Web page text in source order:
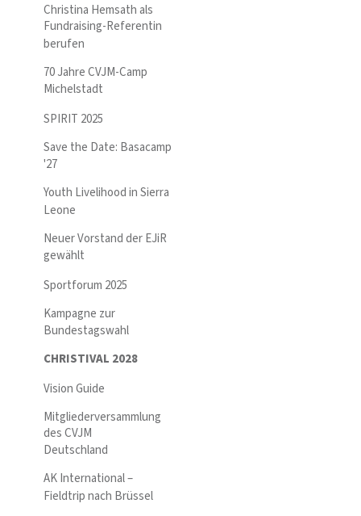
Christina Hemsath als
Fundraising-Referentin
berufen
70 Jahre CVJM-Camp
Michelstadt
SPIRIT 2025
Save the Date: Basacamp
'27
Youth Livelihood in Sierra
Leone
Neuer Vorstand der EJiR
gewählt
Sportforum 2025
Kampagne zur
Bundestagswahl
CHRISTIVAL 2028
Vision Guide
Mitgliederversammlung
des CVJM
Deutschland
AK International –
Fieldtrip nach Brüssel